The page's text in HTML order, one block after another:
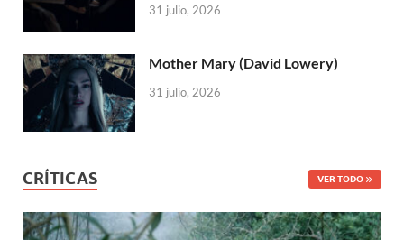
31 julio, 2026
Mother Mary (David Lowery)
31 julio, 2026
CRÍTICAS VER TODO